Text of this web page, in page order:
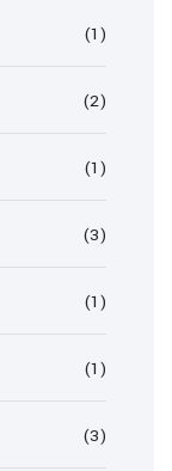
(1)
(2)
(1)
(3)
(1)
(1)
(3)